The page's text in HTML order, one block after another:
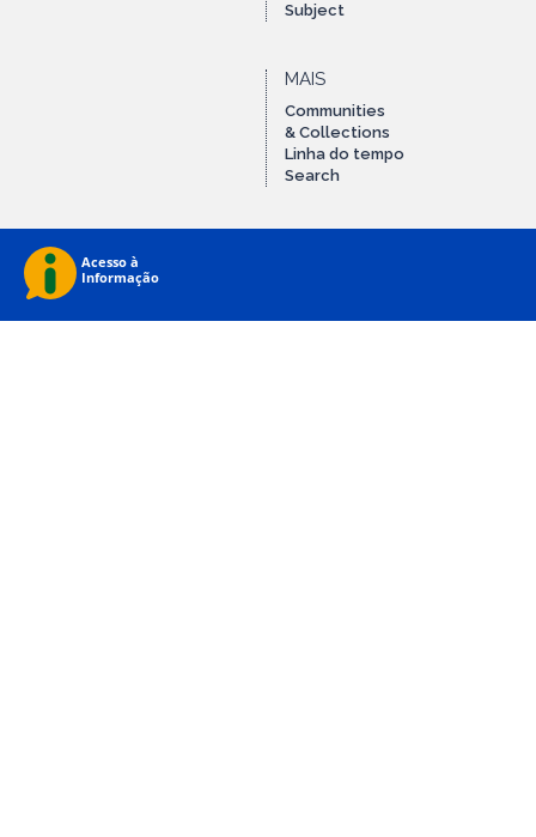
Subject
MAIS
Communities
& Collections
Linha do tempo
Search